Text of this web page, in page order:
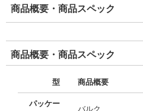
商品概要・商品スペック
商品概要・商品スペック
型 商品概要
パッケー
バルク